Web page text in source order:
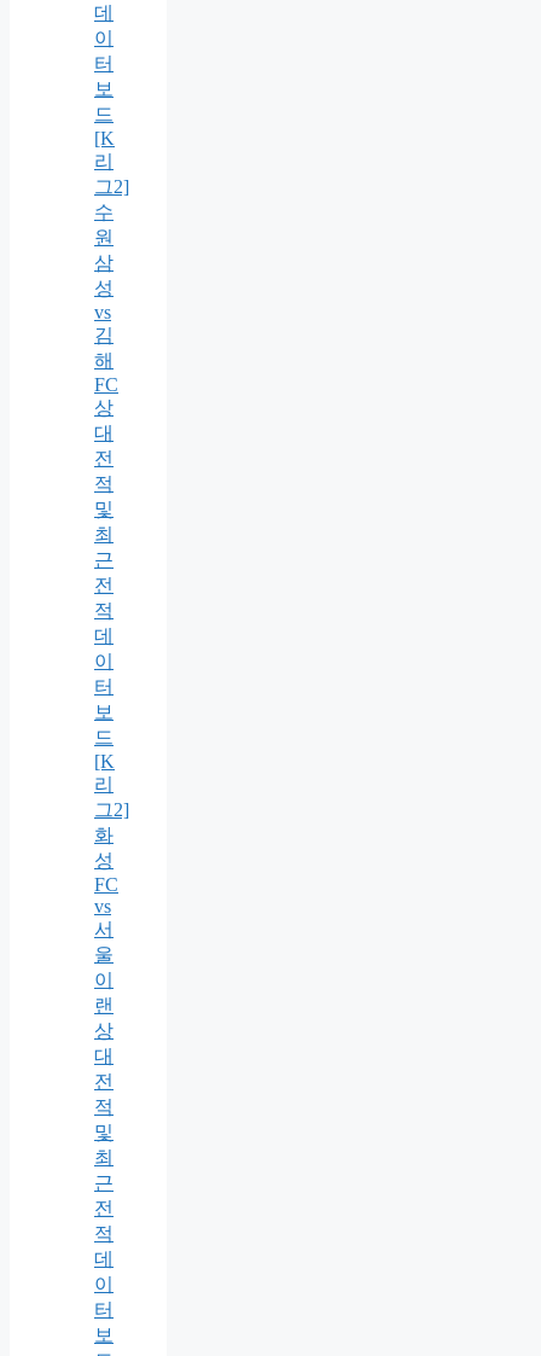
데
이
터
보
드
[K
리
그2]
수
원
삼
성
vs
김
해
FC
상
대
전
적
및
최
근
전
적
데
이
터
보
드
[K
리
그2]
화
성
FC
vs
서
울
이
랜
상
대
전
적
및
최
근
전
적
데
이
터
보